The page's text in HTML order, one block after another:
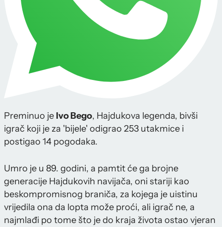
Preminuo je Ivo Bego, Hajdukova legenda, bivši
igrač koji je za 'bijele' odigrao 253 utakmice i
postigao 14 pogodaka.
Umro je u 89. godini, a pamtit će ga brojne
generacije Hajdukovih navijača, oni stariji kao
beskompromisnog braniča, za kojega je uistinu
vrijedila ona da lopta može proći, ali igrač ne, a
najmlađi po tome što je do kraja života ostao vjeran